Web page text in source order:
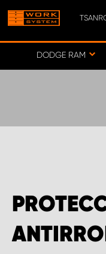
DODGE RAM